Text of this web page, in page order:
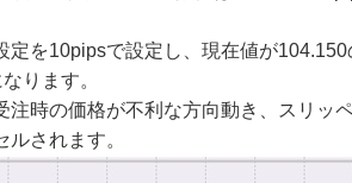
定を10pipsで設定し、現在値が
ります。
注時の価格が不利な方向動き、スリッ
されます。